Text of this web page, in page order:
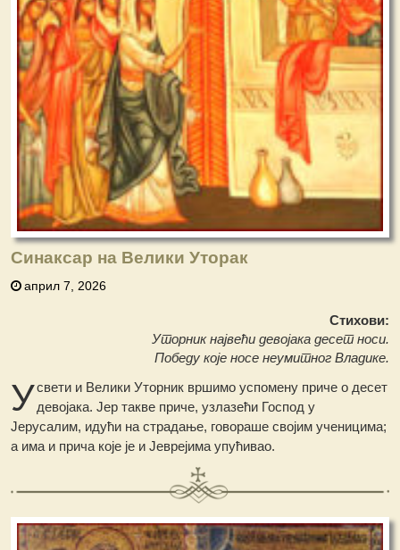
Синаксар на Велики Уторак
април 7, 2026
Стихови:
Уторник највећи девојака десет носи.
Победу које носе неумитног Владике.
Усвети и Велики Уторник вршимо успомену приче о десет
девојака. Јер такве приче, узлазећи Господ у
Јерусалим, идући на страдање, говораше својим ученицима;
а има и прича које је и Јеврејима упућивао.